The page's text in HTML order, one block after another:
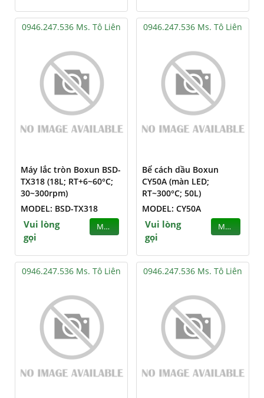
0946.247.536 Ms. Tô Liên
Máy lắc tròn Boxun BSD-
TX318 (18L; RT+6~60°C;
30~300rpm)
MODEL: BSD-TX318
Vui lòng
gọi
MUA
0946.247.536 Ms. Tô Liên
Bể cách dầu Boxun
CY50A (màn LED;
RT~300°C; 50L)
MODEL: CY50A
Vui lòng
gọi
MUA
0946.247.536 Ms. Tô Liên 0946.247.536 Ms. Tô Liên